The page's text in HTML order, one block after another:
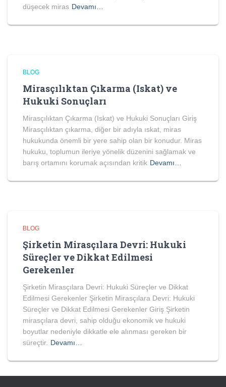
düşecek miras Devamı…
BLOG
Mirasçılıktan Çıkarma (Iskat) ve
Hukuki Sonuçları
Mirasçılıktan Çıkarma (Iskat) ve Hukuki Sonuçları Giriş
Mirasçılıktan çıkarma, diğer bir adıyla ıskat, miras
hukukunda önemli bir yere sahip olan bir konudur. Miras
hukuku, toplumun ileriye yönelik düzenini sağlamak ve
barış ortamını korumak açısından kritik Devamı…
BLOG
Şirketin Mirasçılara Devri: Hukuki
Süreçler ve Dikkat Edilmesi
Gerekenler
Şirketin Mirasçılara Devri: Hukuki Süreçler ve Dikkat
Edilmesi Gerekenler Şirketin Mirasçılara Devri: Hukuki
Süreçler ve Dikkat Edilmesi Gerekenler Giriş Şirketin
mirasçılara devri, sahip olduğu ekonomik ve hukuki
boyutlar nedeniyle dikkatle ele alınması gereken bir
süreçtir. Devamı…